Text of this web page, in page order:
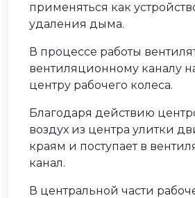
применяться как
удаления дыма.
В процессе работы
вентиляционному каналу
центру рабочего колеса.
Благодаря действию
воздух из центра улитки
краям и поступает в
канал.
В центральной части